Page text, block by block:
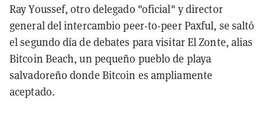
Ray Youssef, otro delegado "oficial" y director
general del intercambio peer-to-peer Paxful, se saltó
el segundo día de debates para visitar El Zonte, alias
Bitcoin Beach, un pequeño pueblo de playa
salvadoreño donde Bitcoin es ampliamente
aceptado.